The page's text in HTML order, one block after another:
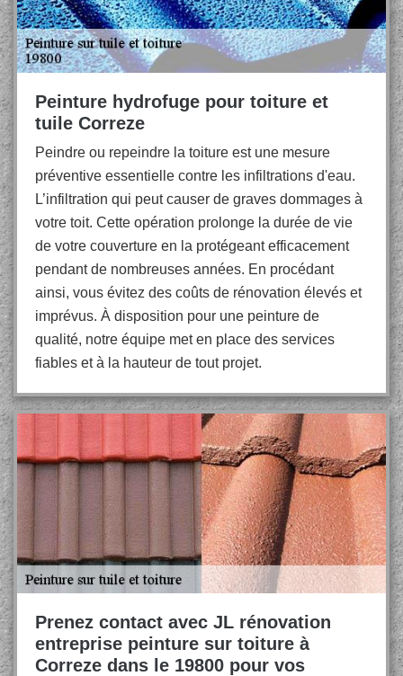
Peinture hydrofuge pour toiture et
tuile Correze
Peindre ou repeindre la toiture est une mesure
préventive essentielle contre les infiltrations d'eau.
L’infiltration qui peut causer de graves dommages à
votre toit. Cette opération prolonge la durée de vie
de votre couverture en la protégeant efficacement
pendant de nombreuses années. En procédant
ainsi, vous évitez des coûts de rénovation élevés et
imprévus. À disposition pour une peinture de
qualité, notre équipe met en place des services
fiables et à la hauteur de tout projet.
Prenez contact avec JL rénovation
entreprise peinture sur toiture à
Correze dans le 19800 pour vos